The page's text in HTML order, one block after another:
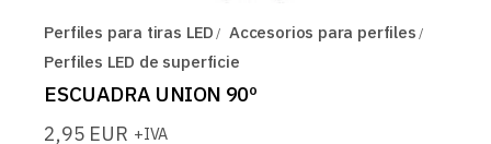
Perfiles para tiras LED
Accesorios para perfiles
Perfiles LED de superficie
ESCUADRA UNION 90º
2,95 EUR +IVA